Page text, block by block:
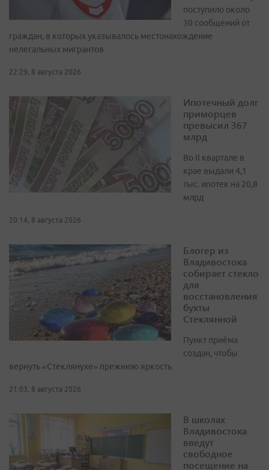
поступило около
30 сообщений от
граждан, в которых указывалось местонахождение
нелегальных мигрантов
22:29, 8 августа 2026
Ипотечный долг
приморцев
превысил 367
млрд
Во II квартале в
крае выдали 4,1
тыс. ипотек на 20,8
млрд
20:14, 8 августа 2026
Блогер из
Владивостока
собирает стекло
для
восстановления
бухты
Стеклянной
Пункт приёма
создан, чтобы
вернуть «Стеклянухе» прежнюю яркость
21:03, 8 августа 2026
В школах
Владивостока
введут
свободное
посещение на